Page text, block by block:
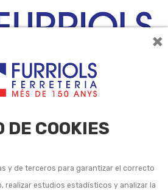
×
DE COOKIES
y de terceros para garantizar el correcto
realizar estudios estadísticos y analizar la